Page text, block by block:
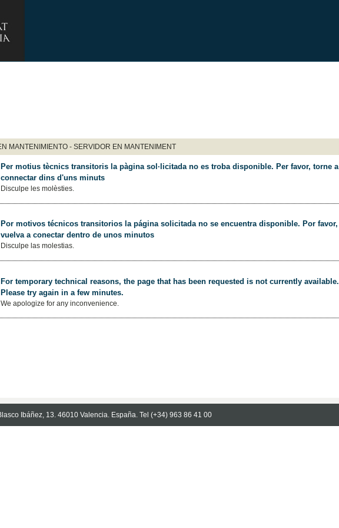
MANTENIMIENTO - SERVIDOR EN MANTENIMENT
Per motius tècnics transitoris la pàgina sol·licitada no es troba disponible. Per favor, torne a
connectar dins d'uns minuts
Disculpe les molèsties.
Por motivos técnicos transitorios la página solicitada no se encuentra disponible. Por favor,
vuelva a conectar dentro de unos minutos
Disculpe las molestias.
For temporary technical reasons, the page that has been requested is not currently available.
Please try again in a few minutes.
We apologize for any inconvenience.
Ibáñez, 13. 46010 Valencia. España. Tel (+34) 963 86 41 00